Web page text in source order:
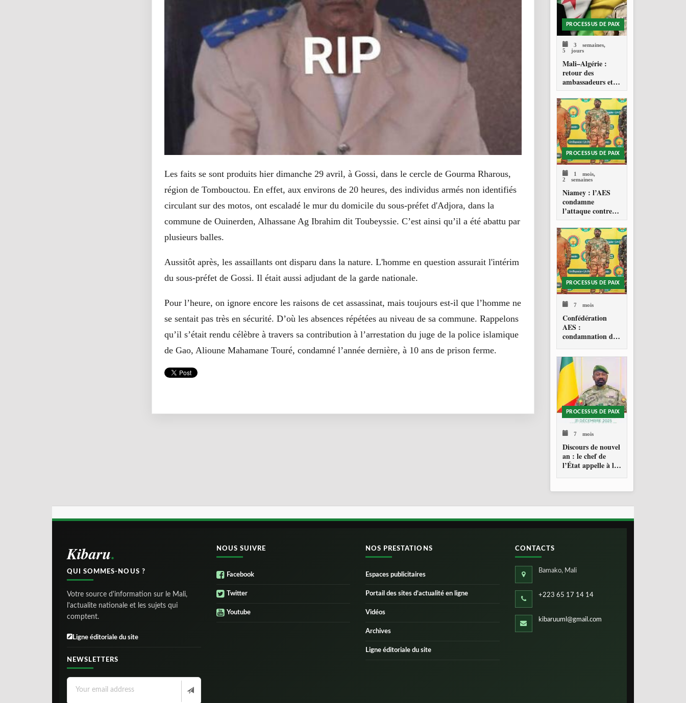
Les faits se sont produits hier dimanche 29 avril, à Gossi, dans le cercle de Gourma Rharous,
région de Tombouctou. En effet, aux environs de 20 heures, des individus armés non identifiés
circulant sur des motos, ont escaladé le mur du domicile du sous-préfet d'Adjora, dans la
commune de Ouinerden, Alhassane Ag Ibrahim dit Toubeyssie. C’est ainsi qu’il a été abattu par
plusieurs balles.
Aussitôt après, les assaillants ont disparu dans la nature. L'homme en question assurait l'intérim
du sous-préfet de Gossi. Il était aussi adjudant de la garde nationale.
Pour l’heure, on ignore encore les raisons de cet assassinat, mais toujours est-il que l’homme ne
se sentait pas très en sécurité. D’où les absences répétées au niveau de sa commune. Rappelons
qu’il s’était rendu célèbre à travers sa contribution à l’arrestation du juge de la police islamique
de Gao, Alioune Mahamane Touré, condamné l’année dernière, à 10 ans de prison ferme.
PROCESSUS DE PAIX
3 semaines,
5 jours
Mali–Algérie :
retour des
ambassadeurs et
réouverture des
espaces aériens
PROCESSUS DE PAIX
1 mois,
2 semaines
Niamey : l’AES
condamne
l’attaque contre
l’aéroport Diori
Hamani
PROCESSUS DE PAIX
7 mois
Confédération
AES :
condamnation de
américaine au
Venezuela
PROCESSUS DE PAIX
7 mois
Discours de nouvel
an : le chef de
l’État appelle à la
Kibaru
QUI SOMMES-NOUS ?
Votre source d'information sur le Mali,
l'actualite nationale et les sujets qui
comptent.
Ligne éditoriale du site
NEWSLETTERS
NOUS SUIVRE
Facebook
Twitter
Youtube
NOS PRESTATIONS
Espaces publicitaires
Portail des sites d’actualité en ligne
Vidéos
Archives
Ligne éditoriale du site
CONTACTS
Bamako, Mali
+223 65 17 14 14
kibaruuml@gmail.com